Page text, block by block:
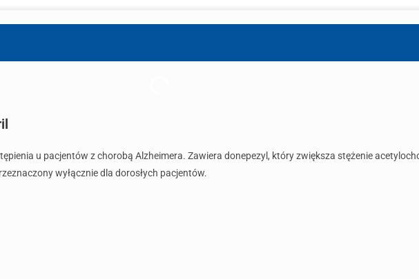
u pacjentów z chorobą Alzheimera. Zawiera donepezyl, który zwiększa stężenie
wyłącznie dla dorosłych pacjentów.